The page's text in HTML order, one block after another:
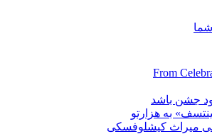
From
جشن باشد
به هزارتو
میراث کیشلوفسکی